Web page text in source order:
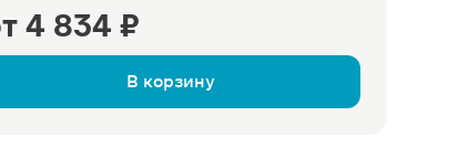
4 834 ₽
В корзину